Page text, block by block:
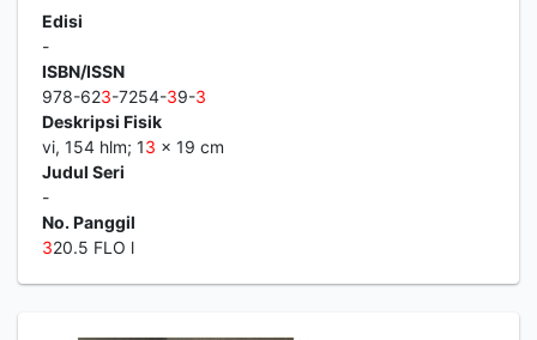
Edisi
-
ISBN/ISSN
978-623-7254-39-3
Deskripsi Fisik
vi, 154 hlm; 13 x 19 cm
Judul Seri
-
No. Panggil
320.5 FLO l